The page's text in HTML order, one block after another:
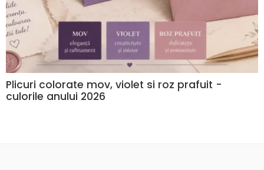
Plicuri colorate mov, violet si roz prafuit -
culorile anului 2026